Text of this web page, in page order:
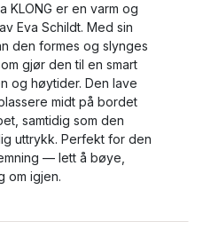
KLONG er en varm og
Eva Schildt. Med sin
den formes og slynges
gjør den til en smart
og høytider. Den lave
midt på bordet
samtidig som den
uttrykk. Perfekt for den
— lett å bøye,
om igjen.